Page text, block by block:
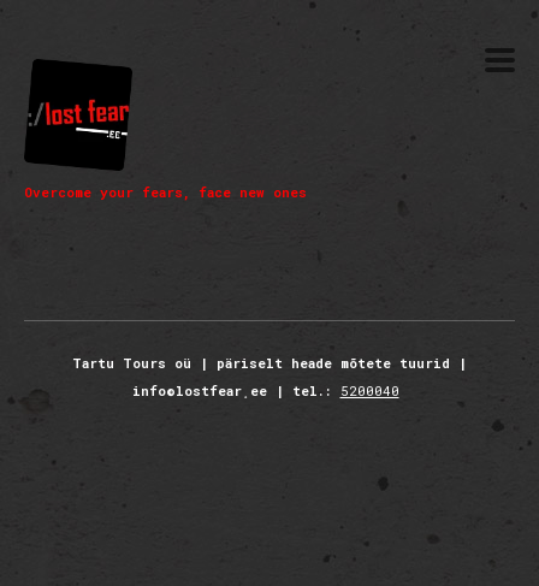
Overcome your fears, face new ones
Tartu Tours oü | päriselt heade mõtete tuurid |
info©lostfear˳ee | tel.: 5200040